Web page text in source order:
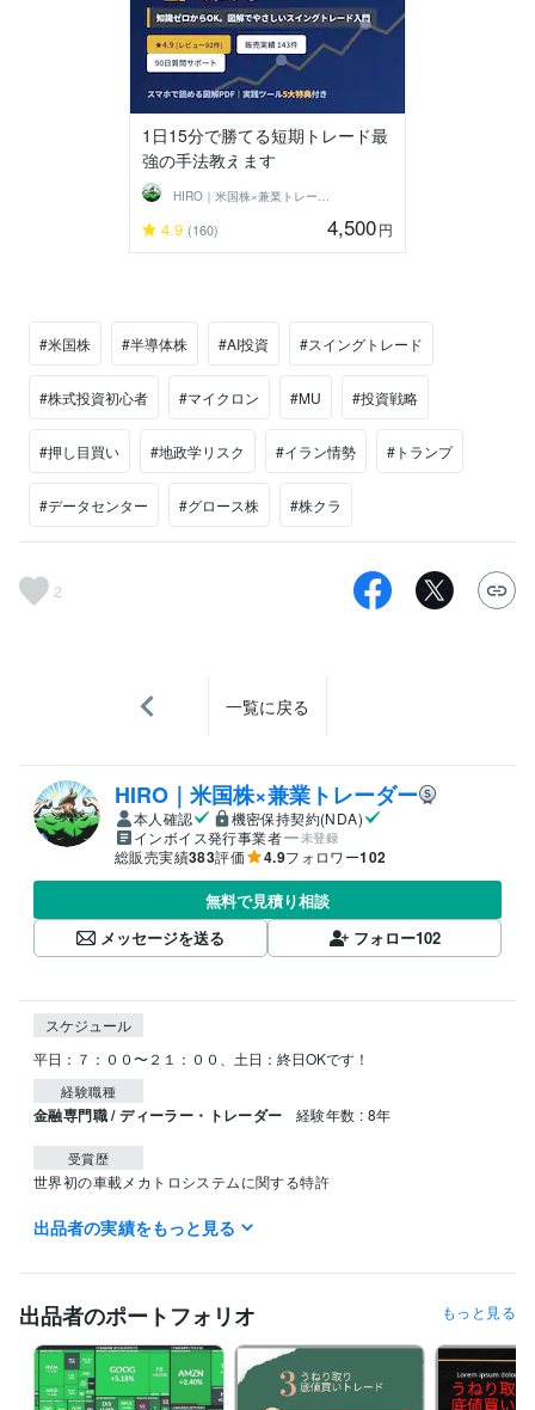
1日15分で勝てる短期トレード最
強の手法教えます
HIRO｜米国株×兼業トレーダー
4.9 (160) 4,500円
#米国株 #半導体株 #AI投資 #スイングトレード
#株式投資初心者 #マイクロン #MU #投資戦略
#押し目買い #地政学リスク #イラン情勢 #トランプ
#データセンター #グロース株 #株クラ
2
一覧に戻る
HIRO｜米国株×兼業トレーダー
本人確認
機密保持契約(NDA)
インボイス発行事業者
未登録
総販売実績383評価 4.9フォロワー102
無料で見積り相談
メッセージを送る
フォロー102
スケジュール
平日：７：００〜２１：００、土日：終日OKです！
経験職種
金融専門職 / ディーラー・トレーダー 経験年数 : 8年
受賞歴
世界初の車載メカトロシステムに関する特許
資格・検定
WordPress:7年Access:10年 Excel:20年
Numbers:5年Pages:5年 PowerPoint:15年
Microsoft Project:5年
ChatGPT:1年 Canva:5年
出品者の実績をもっと見る
出品者のポートフォリオ もっと見る